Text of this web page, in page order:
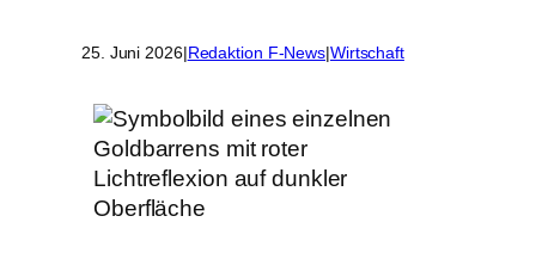
25. Juni 2026|Redaktion F-News|Wirtschaft